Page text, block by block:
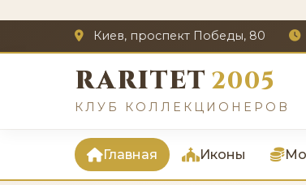
Киев, проспект Победы, 80
raritet 2005
КЛУБ КОЛЛЕКЦИОНЕРОВ
Главная Иконы